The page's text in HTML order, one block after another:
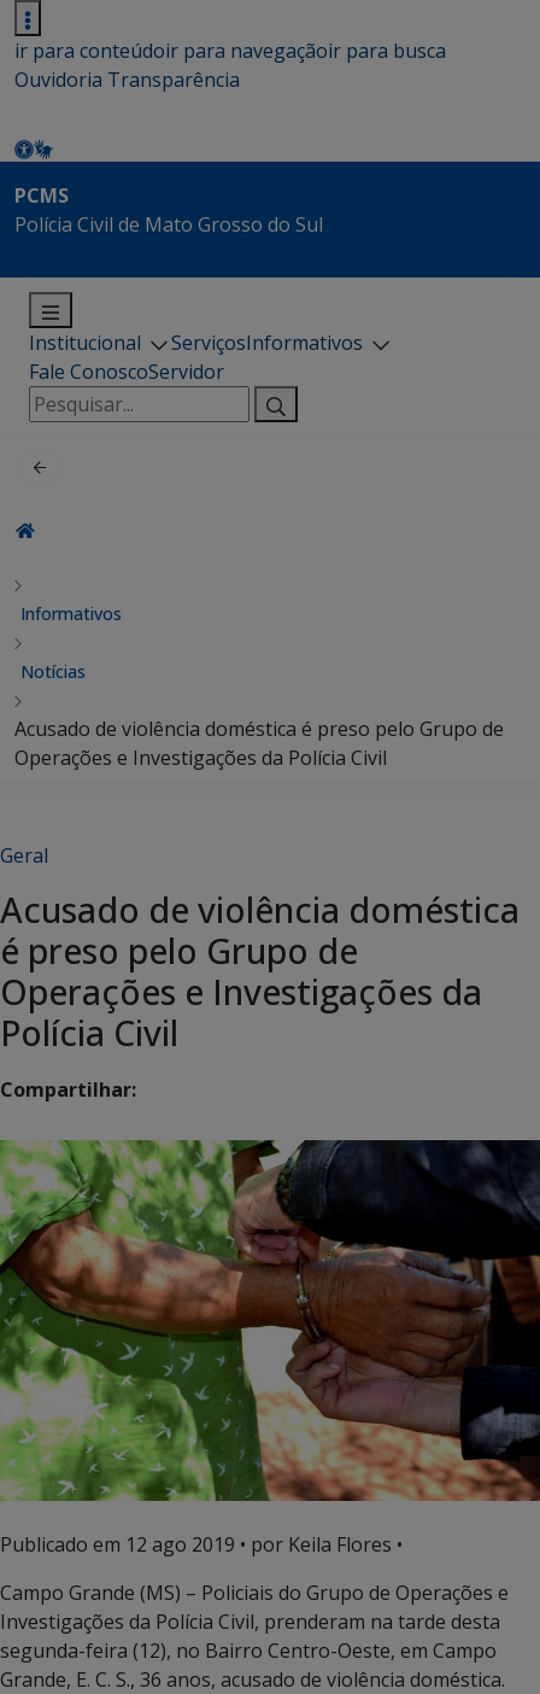
ir para conteúdoir para navegaçãoir para busca
Ouvidoria Transparência
PCMS
Polícia Civil de Mato Grosso do Sul
Institucional ServiçosInformativos
Fale ConoscoServidor
Pesquisar
por:
Informativos
Notícias
Acusado de violência doméstica é preso pelo Grupo de
Operações e Investigações da Polícia Civil
Geral
Acusado de violência doméstica
é preso pelo Grupo de
Operações e Investigações da
Polícia Civil
Compartilhar:
Publicado em 12 ago 2019 • por Keila Flores •
Campo Grande (MS) – Policiais do Grupo de Operações e
Investigações da Polícia Civil, prenderam na tarde desta
segunda-feira (12), no Bairro Centro-Oeste, em Campo
Grande, E. C. S., 36 anos, acusado de violência doméstica.